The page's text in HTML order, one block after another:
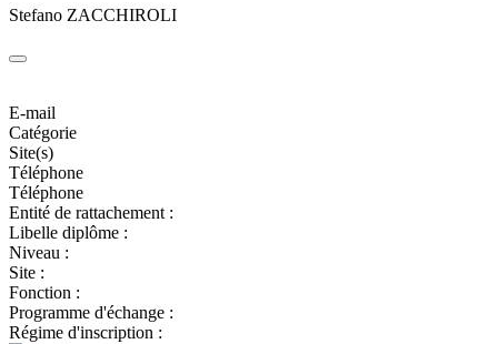
Stefano ZACCHIROLI
E-mail
Catégorie
Site(s)
Téléphone
Téléphone
Entité de rattachement :
Libelle diplôme :
Niveau :
Site :
Fonction :
Programme d'échange :
Régime d'inscription :